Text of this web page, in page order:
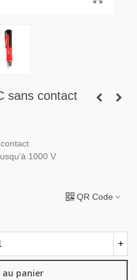
sans contact
1000 V
QR Code
+
panier